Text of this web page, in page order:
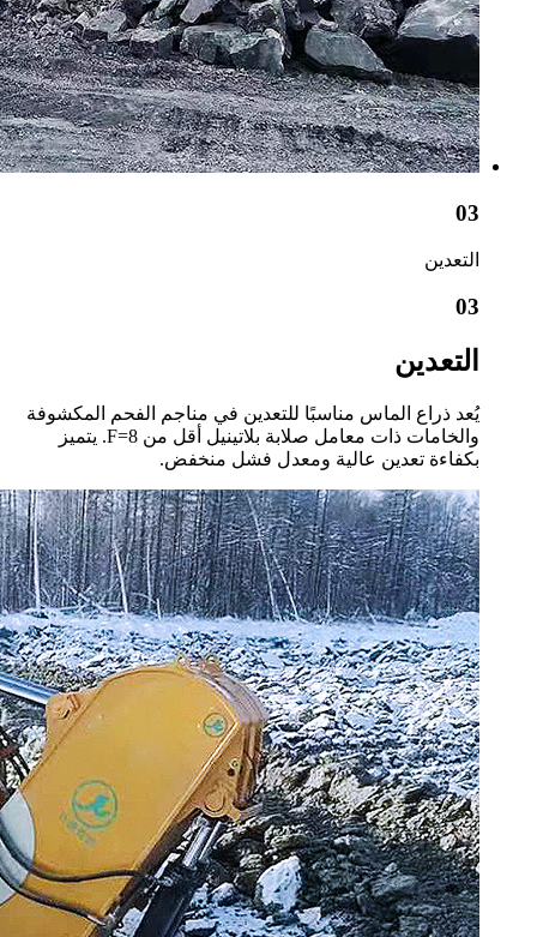
03
التعدين
03
التعدين
يُعد ذراع الماس مناسبًا للتعدين في مناجم الفحم المكشوفة
والخامات ذات معامل صلابة بلاتينيل أقل من F=8. يتميز
بكفاءة تعدين عالية ومعدل فشل منخفض.